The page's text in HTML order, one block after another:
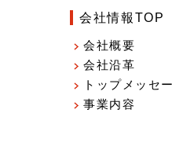
会社情報TOP
会社概要
会社沿革
トップメッセ
事業内容